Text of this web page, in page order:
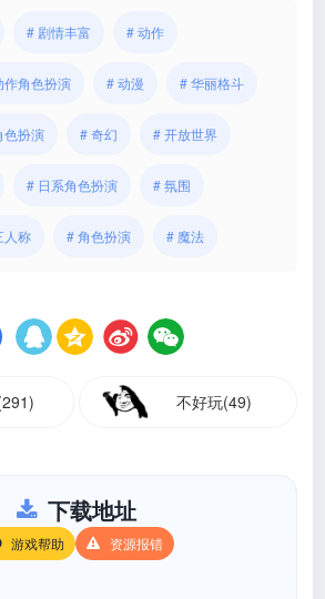
# 剧情丰富 # 动作
作角色扮演 # 动漫 # 华丽格斗
色扮演 # 奇幻 # 开放世界
# 日系角色扮演 # 氛围
人称 # 角色扮演 # 魔法
不好玩(49)
下载地址
游戏帮助 资源报错